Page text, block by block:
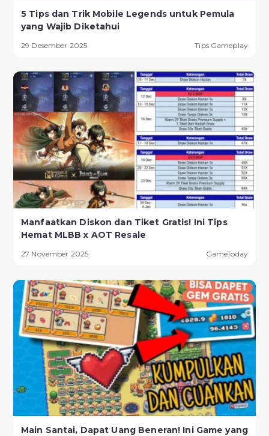
5 Tips dan Trik Mobile Legends untuk Pemula
yang Wajib Diketahui
29 Desember 2025 Tips Gameplay
Manfaatkan Diskon dan Tiket Gratis! Ini Tips
Hemat MLBB x AOT Resale
27 November 2025 GameToday
Main Santai, Dapat Uang Beneran! Ini Game yang